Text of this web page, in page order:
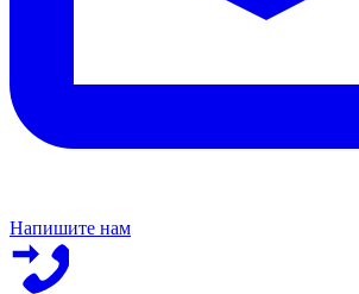
Напишите нам